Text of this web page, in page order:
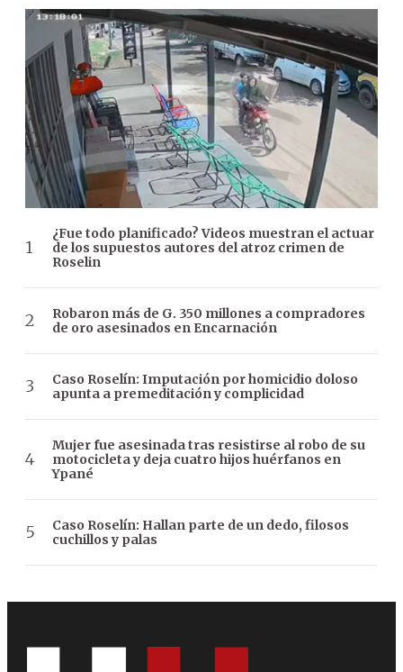
¿Fue todo planificado? Videos muestran el actuar
de los supuestos autores del atroz crimen de
Roselin
Robaron más de G. 350 millones a compradores
de oro asesinados en Encarnación
Caso Roselín: Imputación por homicidio doloso
apunta a premeditación y complicidad
Mujer fue asesinada tras resistirse al robo de su
motocicleta y deja cuatro hijos huérfanos en
Ypané
Caso Roselín: Hallan parte de un dedo, filosos
cuchillos y palas